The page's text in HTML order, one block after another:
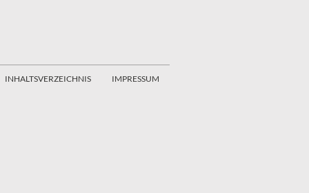
INHALTSVERZEICHNIS
IMPRESSUM